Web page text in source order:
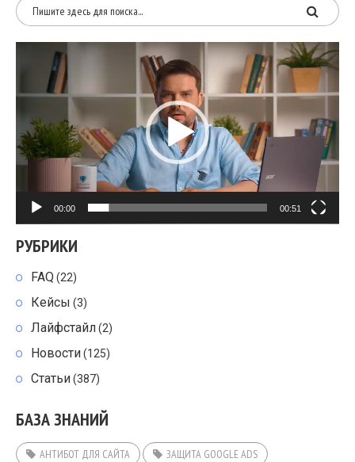
Видеоплеер
00:00 00:51
РУБРИКИ
FAQ (22)
Кейсы (3)
Лайфстайл(2)
Новости(125)
Статьи(387)
БАЗА ЗНАНИЙ
АНТИБОТ ДЛЯ САЙТА
ЗАЩИТА GOOGLE ADS